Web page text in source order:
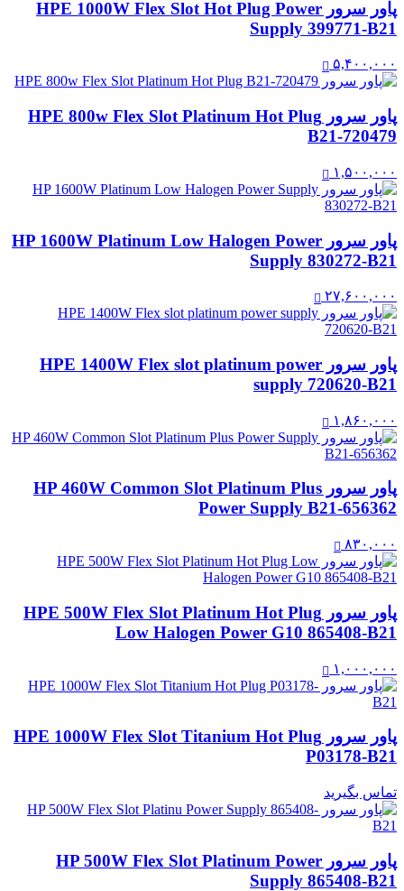
پاور سرور HPE 1000W Flex Slot Hot Plug Power
Supply 399771-B21
۵,۴۰۰,۰۰۰
پاور سرور HPE 800w Flex Slot Platinum Hot Plug
B21-720479
۱,۵۰۰,۰۰۰
پاور سرور HP 1600W Platinum Low Halogen Power
Supply 830272-B21
۲۷,۶۰۰,۰۰۰
پاور سرور HPE 1400W Flex slot platinum power
supply 720620-B21
۱,۸۶۰,۰۰۰
پاور سرور HP 460W Common Slot Platinum Plus
Power Supply B21-656362
۸۳۰,۰۰۰
پاور سرور HPE 500W Flex Slot Platinum Hot Plug
Low Halogen Power G10 865408-B21
۱,۰۰۰,۰۰۰
پاور سرور HPE 1000W Flex Slot Titanium Hot Plug
P03178-B21
تماس بگیرید
پاور سرور HP 500W Flex Slot Platinum Power
Supply 865408-B21